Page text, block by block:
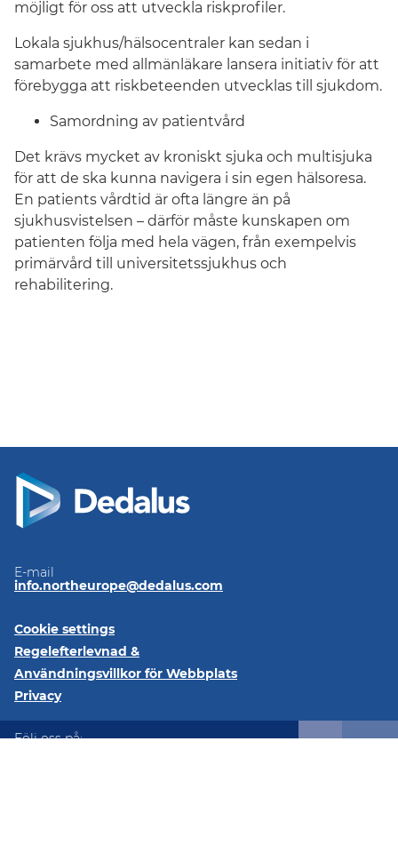
möjligt för oss att utveckla riskprofiler.
Lokala sjukhus/hälsocentraler kan sedan i
samarbete med allmänläkare lansera initiativ för att
förebygga att riskbeteenden utvecklas till sjukdom.
Samordning av patientvård
Det krävs mycket av kroniskt sjuka och multisjuka
för att de ska kunna navigera i sin egen hälsoresa.
En patients vårdtid är ofta längre än på
sjukhusvistelsen – därför måste kunskapen om
patienten följa med hela vägen, från exempelvis
primärvård till universitetssjukhus och
rehabilitering.
E-mail
info.northeurope@dedalus.com
Cookie settings
Regelefterlevnad &
Användningsvillkor för Webbplats
Privacy
Följ oss på: